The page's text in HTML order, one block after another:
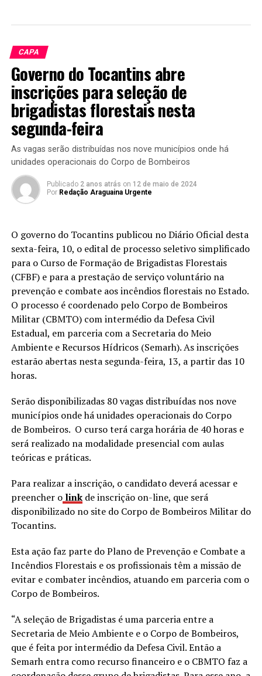
CAPA
Governo do Tocantins abre
inscrições para seleção de
brigadistas florestais nesta
segunda-feira
As vagas serão distribuídas nos nove municípios onde há
unidades operacionais do Corpo de Bombeiros
Publicado 2 anos atrás on 12 de maio de 2024
Por Redação Araguaina Urgente
O governo do Tocantins publicou no Diário Oficial desta
sexta-feira, 10, o edital de processo seletivo simplificado
para o Curso de Formação de Brigadistas Florestais
(CFBF) e para a prestação de serviço voluntário na
prevenção e combate aos incêndios florestais no Estado.
O processo é coordenado pelo Corpo de Bombeiros
Militar (CBMTO) com intermédio da Defesa Civil
Estadual, em parceria com a Secretaria do Meio
Ambiente e Recursos Hídricos (Semarh). As inscrições
estarão abertas nesta segunda-feira, 13, a partir das 10
horas.
Serão disponibilizadas 80 vagas distribuídas nos nove
municípios onde há unidades operacionais do Corpo
de Bombeiros. O curso terá carga horária de 40 horas e
será realizado na modalidade presencial com aulas
teóricas e práticas.
Para realizar a inscrição, o candidato deverá acessar e
preencher o linkde inscrição on-line, que será
disponibilizado no site do Corpo de Bombeiros Militar do
Tocantins.
Esta ação faz parte do Plano de Prevenção e Combate a
Incêndios Florestais e os profissionais têm a missão de
evitar e combater incêndios, atuando em parceria com o
Corpo de Bombeiros.
“A seleção de Brigadistas é uma parceria entre a
Secretaria de Meio Ambiente e o Corpo de Bombeiros,
que é feita por intermédio da Defesa Civil. Então a
Semarh entra como recurso financeiro e o CBMTO faz a